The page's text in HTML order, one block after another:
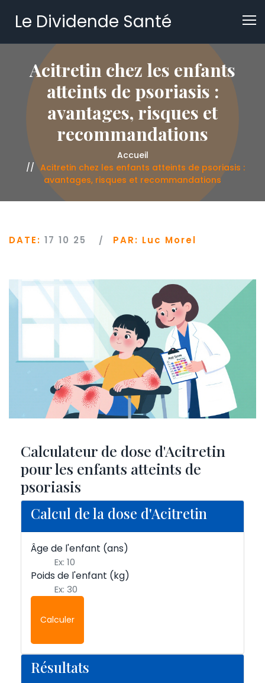
Le Dividende Santé
Acitretin chez les enfants
atteints de psoriasis :
avantages, risques et
recommandations
Accueil
Acitretin chez les enfants atteints de psoriasis :
avantages, risques et recommandations
DATE: 17 10 25 PAR: Luc Morel
Calculateur de dose d'Acitretin
pour les enfants atteints de
psoriasis
Calcul de la dose d'Acitretin
Âge de l'enfant (ans)
Poids de l'enfant (kg)
Calculer
Résultats